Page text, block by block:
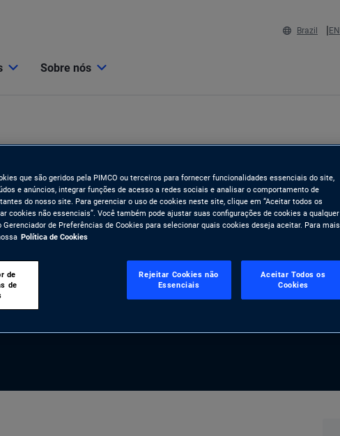
Brazil EN
Sobre nós
que são geridos pela PIMCO ou terceiros para fornecer funcionalidades essenciais do site,
e anúncios, integrar funções de acesso a redes sociais e analisar o comportamento de
do nosso site. Para gerenciar o uso de cookies neste site, clique em “Aceitar todos os
cookies não essenciais”. Você também pode ajustar suas configurações de cookies a qualquer
Gerenciador de Preferências de Cookies para selecionar quais cookies deseja aceitar. Para mais
Política de Cookies
de
de
Rejeitar Cookies não
Essenciais
Aceitar Todos os
Cookies